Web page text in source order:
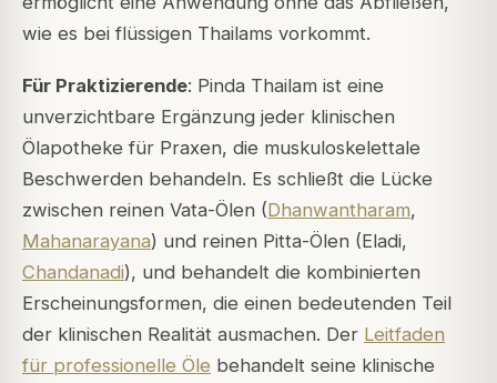
wie es bei flüssigen Thailams vorkommt.
Für Praktizierende: Pinda Thailam ist eine
unverzichtbare Ergänzung jeder klinischen
Ölapotheke für Praxen, die muskuloskelettale
Beschwerden behandeln. Es schließt die Lücke
zwischen reinen Vata-Ölen (Dhanwantharam,
Mahanarayana) und reinen Pitta-Ölen (Eladi,
Chandanadi), und behandelt die kombinierten
Erscheinungsformen, die einen bedeutenden Teil
der klinischen Realität ausmachen. Der Leitfaden
für professionelle Öle behandelt seine klinische